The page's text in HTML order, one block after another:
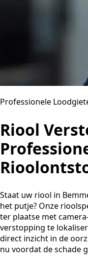
Professionele
Riool
Staat uw riool in
het putje? Onze
ter plaatse met
verstopping te
direct inzicht in de
nu voordat de schade